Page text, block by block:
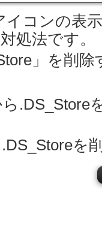
イコンの表
処法です。
」を削除
.DS_Store
を